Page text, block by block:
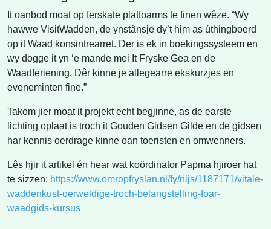
It oanbod moat op ferskate platfoarms te finen wêze. “Wy
hawwe VisitWadden, de ynstânsje dy’t him as úthingboerd
op it Waad konsintrearret. Der is ek in boekingssysteem en
wy dogge it yn ‘e mande mei It Fryske Gea en de
Waadferiening. Dêr kinne je allegearre ekskurzjes en
eveneminten fine.”
Takom jier moat it projekt echt begjinne, as de earste
lichting oplaat is troch it Gouden Gidsen Gilde en de gidsen
har kennis oerdrage kinne oan toeristen en omwenners.
Lês hjir it artikel én hear wat koördinator Papma hjiroer hat
te sizzen: https://www.omropfryslan.nl/fy/nijs/1187171/vitale-
waddenkust-oerweldige-troch-belangstelling-foar-
waadgids-kursus